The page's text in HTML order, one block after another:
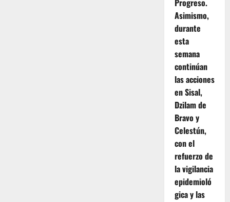
Progreso.
Asimismo,
durante
esta
semana
continúan
las acciones
en Sisal,
Dzilam de
Bravo y
Celestún,
con el
refuerzo de
la vigilancia
epidemioló
gica y las